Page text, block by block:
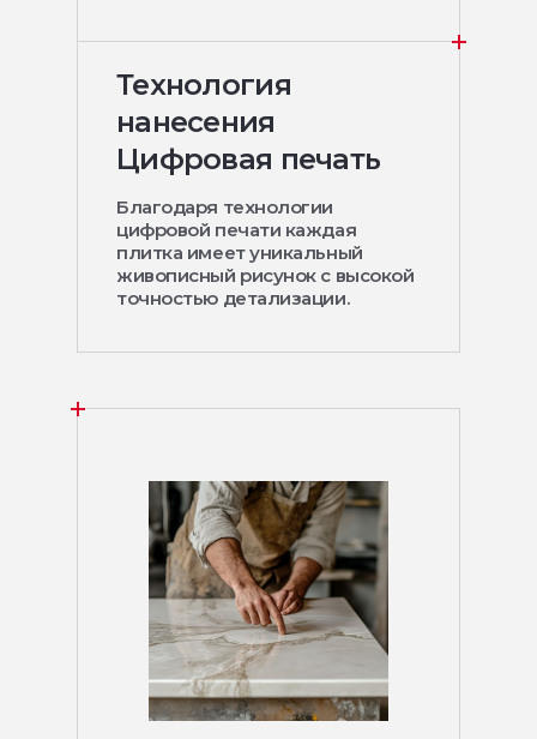
Технология
нанесения
Цифровая печать
Благодаря технологии
цифровой печати каждая
плитка имеет уникальный
живописный рисунок с высокой
точностью детализации.